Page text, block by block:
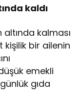
kaldı
altında kalması
kişilik bir ailenin
emekli
gıda